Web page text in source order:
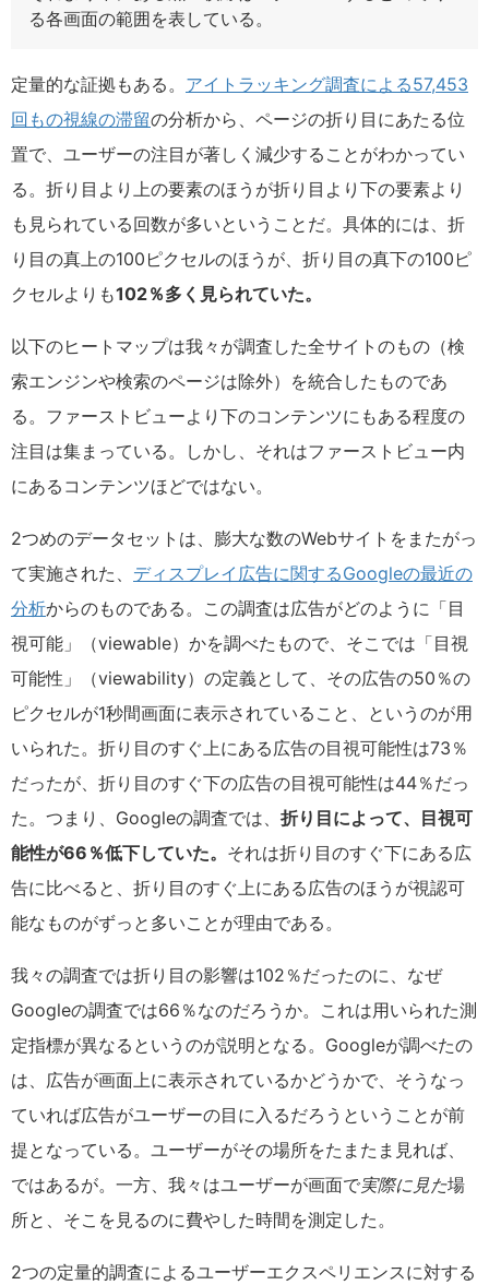
る各画面の範囲を表している。
定量的な証拠もある。 アイトラッキング調査による57,453
回もの視線の滞留の分析から、ページの折り目にあたる位
置で、ユーザーの注目が著しく減少することがわかってい
る。折り目より上の要素のほうが折り目より下の要素より
も見られている回数が多いということだ。具体的には、折
り目の真上の100ピクセルのほうが、折り目の真下の100ピ
クセルよりも102％多く見られていた。
以下のヒートマップは我々が調査した全サイトのもの（検
索エンジンや検索のページは除外）を統合したものであ
る。ファーストビューより下のコンテンツにもある程度の
注目は集まっている。しかし、それはファーストビュー内
にあるコンテンツほどではない。
2つめのデータセットは、膨大な数のWebサイトをまたがっ
て実施された、 ディスプレイ広告に関するGoogleの最近の
分析からのものである。この調査は広告がどのように「目
視可能」（viewable）かを調べたもので、そこでは「目視
可能性」（viewability）の定義として、その広告の50％の
ピクセルが1秒間画面に表示されていること、というのが用
いられた。折り目のすぐ上にある広告の目視可能性は73％
だったが、折り目のすぐ下の広告の目視可能性は44％だっ
た。つまり、Googleの調査では、 折り目によって、目視可
能性が66％低下していた。 それは折り目のすぐ下にある広
告に比べると、折り目のすぐ上にある広告のほうが視認可
能なものがずっと多いことが理由である。
我々の調査では折り目の影響は102％だったのに、なぜ
Googleの調査では66％なのだろうか。これは用いられた測
定指標が異なるというのが説明となる。Googleが調べたの
は、広告が画面上に表示されているかどうかで、そうなっ
ていれば広告がユーザーの目に入るだろうということが前
提となっている。ユーザーがその場所をたまたま見れば、
ではあるが。一方、我々はユーザーが画面で実際に見た場
所と、そこを見るのに費やした時間を測定した。
2つの定量的調査によるユーザーエクスペリエンスに対する